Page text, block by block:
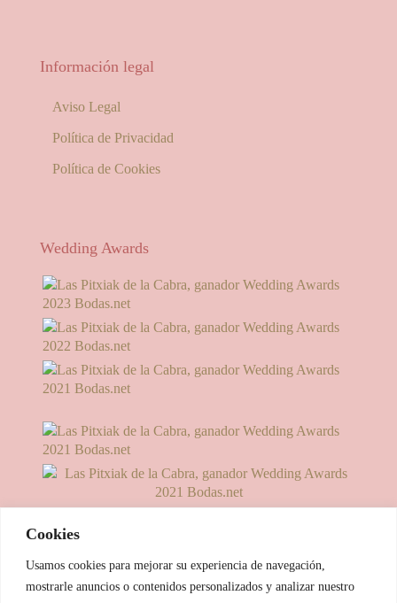
Cookies
Usamos cookies para mejorar su experiencia de navegación,
mostrarle anuncios o contenidos personalizados y analizar nuestro
Información legal
Aviso Legal
Política de Privacidad
Política de Cookies
Wedding Awards